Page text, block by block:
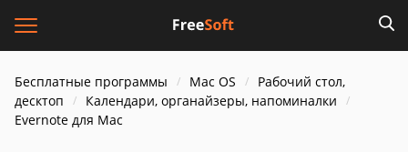
Бесплатные программы Mac OS
Рабочий стол,
десктоп
Календари, органайзеры, напоминалки
Evernote для Mac